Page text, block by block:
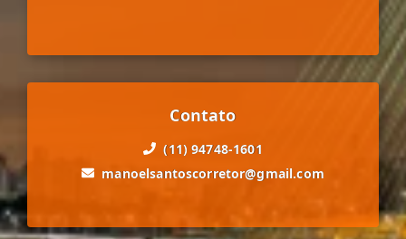
Contato
(11) 94748-1601
manoelsantoscorretor@gmail.com